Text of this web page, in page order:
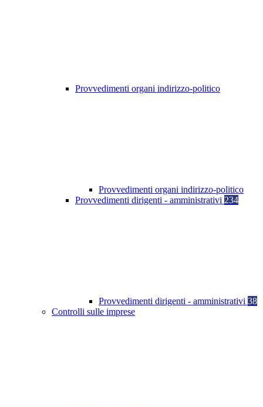
Provvedimenti organi indirizzo-politico
Provvedimenti organi indirizzo-politico
Provvedimenti dirigenti - amministrativi 234
Provvedimenti dirigenti - amministrativi 38
Controlli sulle imprese